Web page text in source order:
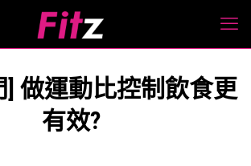
] 做運動比控制飲食更
有效?